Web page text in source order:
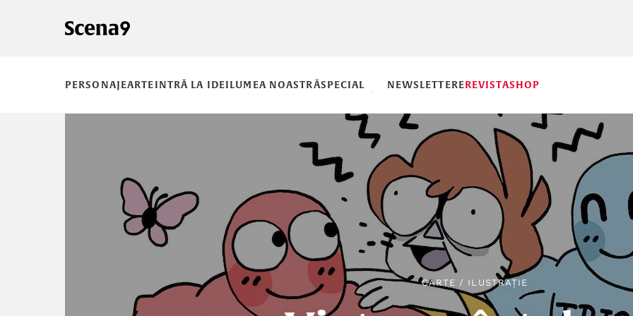
PERSONAJEARTEINTRĂ LA IDEILUMEA NOASTRĂSPECIAL NEWSLETTEREREVISTASHOP
CARTE / ILUSTRAȚIE